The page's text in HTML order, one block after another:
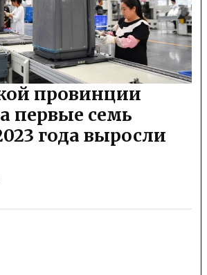
провинции
первые семь
года выросли